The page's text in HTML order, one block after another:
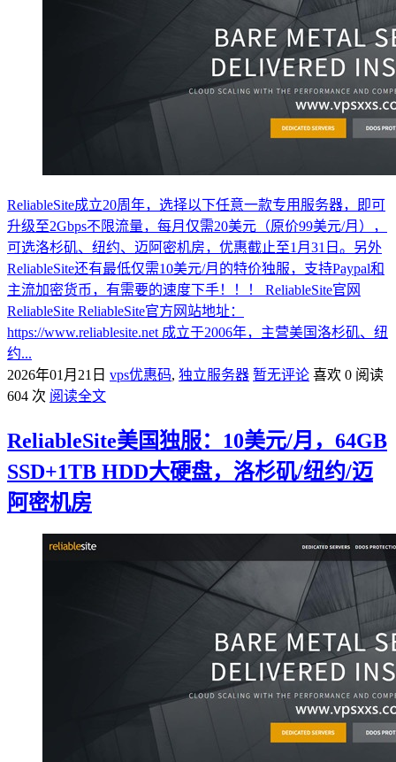
ReliableSite成立20周年，选择以下任意一款专用服务器，即可
升级至2Gbps不限流量，每月仅需20美元（原价99美元/月），
可选洛杉矶、纽约、迈阿密机房，优惠截止至1月31日。另外
ReliableSite还有最低仅需10美元/月的特价独服，支持Paypal和
主流加密货币，有需要的速度下手！！！ ReliableSite官网
ReliableSite ReliableSite官方网站地址：
https://www.reliablesite.net 成立于2006年，主营美国洛杉矶、纽
约...
2026年01月21日 vps优惠码, 独立服务器 暂无评论 喜欢 0 阅读
604 次 阅读全文
ReliableSite美国独服：10美元/月，64GB
SSD+1TB HDD大硬盘，洛杉矶/纽约/迈
阿密机房